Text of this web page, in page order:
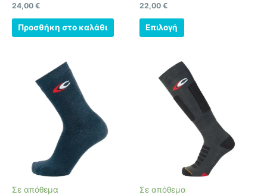
Βαθμολογήθηκε
με
0
από
24,00 €
Προσθήκη στο καλάθι
Βαθμολογήθηκε
με
0
από
22,00 €
Επιλογή
Σε απόθεμα
Αυτό
το
προϊόν
έχει
πολλαπλές
παραλλαγές.
Οι
επιλογές
μπορούν
Σε απόθεμα
Αυτό
το
προϊόν
έχει
πολλαπλές
παραλλαγές.
επιλογές
μπορούν